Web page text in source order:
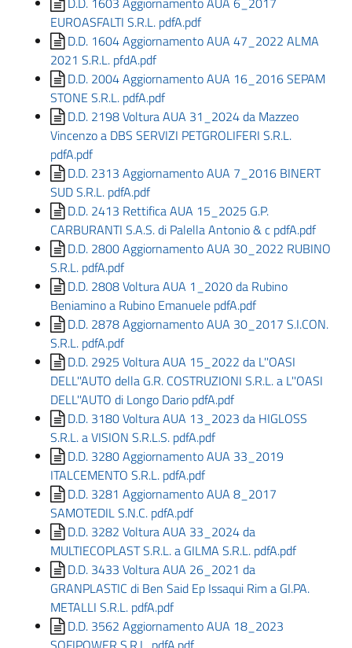
EUROASFALTI S.R.L. pdfA.pdf
D.D. 1604 Aggiornamento AUA 47_2022 ALMA
2021 S.R.L. pfdA.pdf
D.D. 2004 Aggiornamento AUA 16_2016 SEPAM
STONE S.R.L. pdfA.pdf
D.D. 2198 Voltura AUA 31_2024 da Mazzeo
Vincenzo a DBS SERVIZI PETGROLIFERI S.R.L.
pdfA.pdf
D.D. 2313 Aggiornamento AUA 7_2016 BINERT
SUD S.R.L. pdfA.pdf
D.D. 2413 Rettifica AUA 15_2025 G.P.
CARBURANTI S.A.S. di Palella Antonio & c pdfA.pdf
D.D. 2800 Aggiornamento AUA 30_2022 RUBINO
S.R.L. pdfA.pdf
D.D. 2808 Voltura AUA 1_2020 da Rubino
Beniamino a Rubino Emanuele pdfA.pdf
D.D. 2878 Aggiornamento AUA 30_2017 S.I.CON.
S.R.L. pdfA.pdf
D.D. 2925 Voltura AUA 15_2022 da L''OASI
DELL''AUTO della G.R. COSTRUZIONI S.R.L. a L''OASI
DELL''AUTO di Longo Dario pdfA.pdf
D.D. 3180 Voltura AUA 13_2023 da HIGLOSS
S.R.L. a VISION S.R.L.S. pdfA.pdf
D.D. 3280 Aggiornamento AUA 33_2019
ITALCEMENTO S.R.L. pdfA.pdf
D.D. 3281 Aggiornamento AUA 8_2017
SAMOTEDIL S.N.C. pdfA.pdf
D.D. 3282 Voltura AUA 33_2024 da
MULTIECOPLAST S.R.L. a GILMA S.R.L. pdfA.pdf
D.D. 3433 Voltura AUA 26_2021 da
GRANPLASTIC di Ben Said Ep Issaqui Rim a GI.PA.
METALLI S.R.L. pdfA.pdf
D.D. 3562 Aggiornamento AUA 18_2023